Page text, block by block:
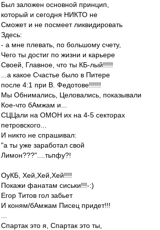
Был заложен основной принцип,
который и сегодня НИКТО не
Сможет и не посмеет ликвидировать
Здесь:
- а мне плевать, по большому счету,
Чего ты достиг по жизни и карьере
Своей, Главное, что ты КБ-лый!!!!!
...а какое Счастье было в Питере
после 4:1 при В. Федотове!!!!!!
Мы Обнимались, Целовались, показывали
Кое-что бАмжам и...
СЦЦали на ОМОН их на 4-5 секторах
петровского...
И никто не спрашивал:
"а ты уже заработал свой
Лимон???"....тьпфу?!
ОуКБ, Хей,Хей,Хей!!!!
Покажи фанатам сиськи!!!-:)
Егор Титов гол забьет
И коням/бАмжам Писец придет!!!
Спартак это я, Спартак это ты,